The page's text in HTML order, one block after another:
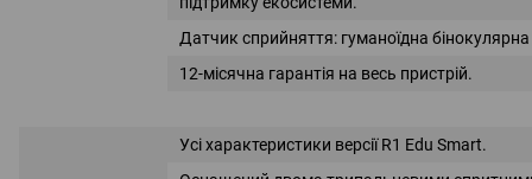
Датчик сприйняття: гуманоїдна
12-місячна гарантія на весь пристрій.
Усі характеристики версії R1 Edu Smart.